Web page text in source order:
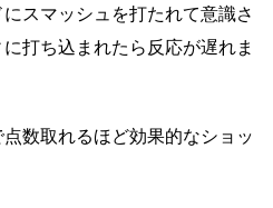
スマッシュを打たれて意識さ
打ち込まれたら反応が遅れま
数取れるほど効果的なショッ